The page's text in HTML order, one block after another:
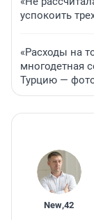
успокоить
«Расходы на
многодетная
Турцию —
New,42